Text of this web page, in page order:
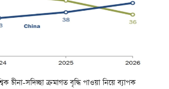
চীনা-সদিচ্ছা ক্রমাগত বৃদ্ধি পাওয়া নিয়ে ব্যাপক